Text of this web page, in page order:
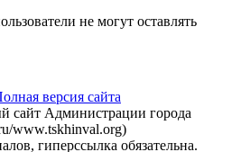
не могут оставлять
версия сайта
сайт Администрации города
www.tskhinval.org)
гиперссылка обязательна.